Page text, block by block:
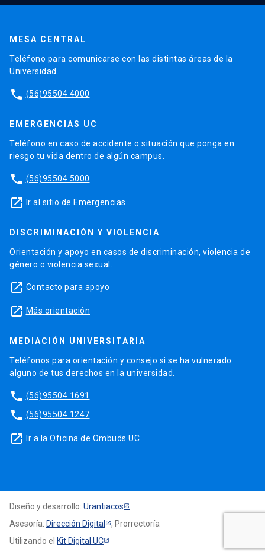
MESA CENTRAL
Teléfono para comunicarse con las distintas áreas de la
Universidad.
phone (56)95504 4000
EMERGENCIAS UC
Teléfono en caso de accidente o situación que ponga en
riesgo tu vida dentro de algún campus.
phone (56)95504 5000
launch Ir al sitio de Emergencias
DISCRIMINACIÓN Y VIOLENCIA
Orientación y apoyo en casos de discriminación, violencia de
género o violencia sexual.
launch Contacto para apoyo
launch Más orientación
MEDIACIÓN UNIVERSITARIA
Teléfonos para orientación y consejo si se ha vulnerado
alguno de tus derechos en la universidad.
phone (56)95504 1691
phone (56)95504 1247
launch Ir a la Oficina de Ombuds UC
Diseño y desarrollo: Urantiacos
Asesoría: Dirección Digital
, Prorrectoría
Utilizando el Kit Digital UC